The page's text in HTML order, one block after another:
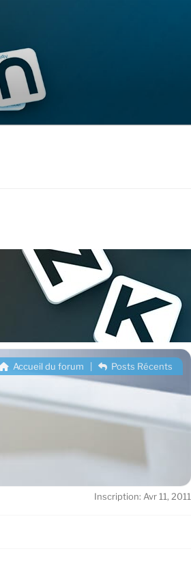
Accueil du forum Posts Récents
Inscription: Avr 11, 2011